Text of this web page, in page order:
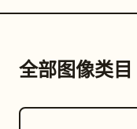
全部图像类目